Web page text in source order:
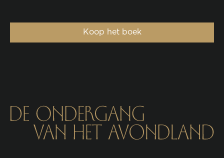
Koop het boek